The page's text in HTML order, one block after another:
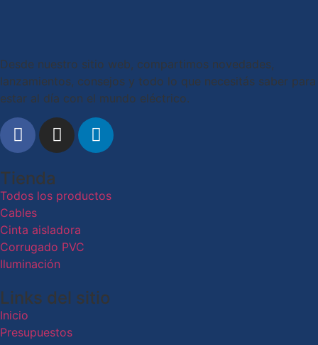
Desde nuestro sitio web, compartimos novedades,
lanzamientos, consejos y todo lo que necesitás saber para
estar al día con el mundo eléctrico.
Tienda
Todos los productos
Cables
Cinta aisladora
Corrugado PVC
Iluminación
Links del sitio
Inicio
Presupuestos